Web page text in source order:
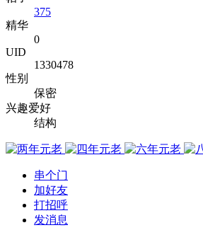
375
精华
0
UID
1330478
性别
保密
兴趣爱好
结构
串个门
加好友
打招呼
发消息